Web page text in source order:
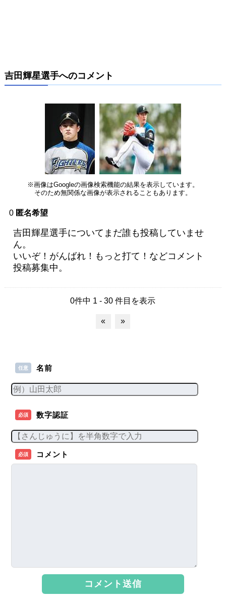
吉田輝星選手へのコメント
※画像はGoogleの画像検索機能の結果を表示しています。
そのため無関係な画像が表示されることもあります。
0 匿名希望
吉田輝星選手についてまだ誰も投稿していませ
ん。
いいぞ！がんばれ！もっと打て！などコメント
投稿募集中。
0件中 1 - 30 件目を表示
« »
任意 名前
必須 数字認証
必須 コメント